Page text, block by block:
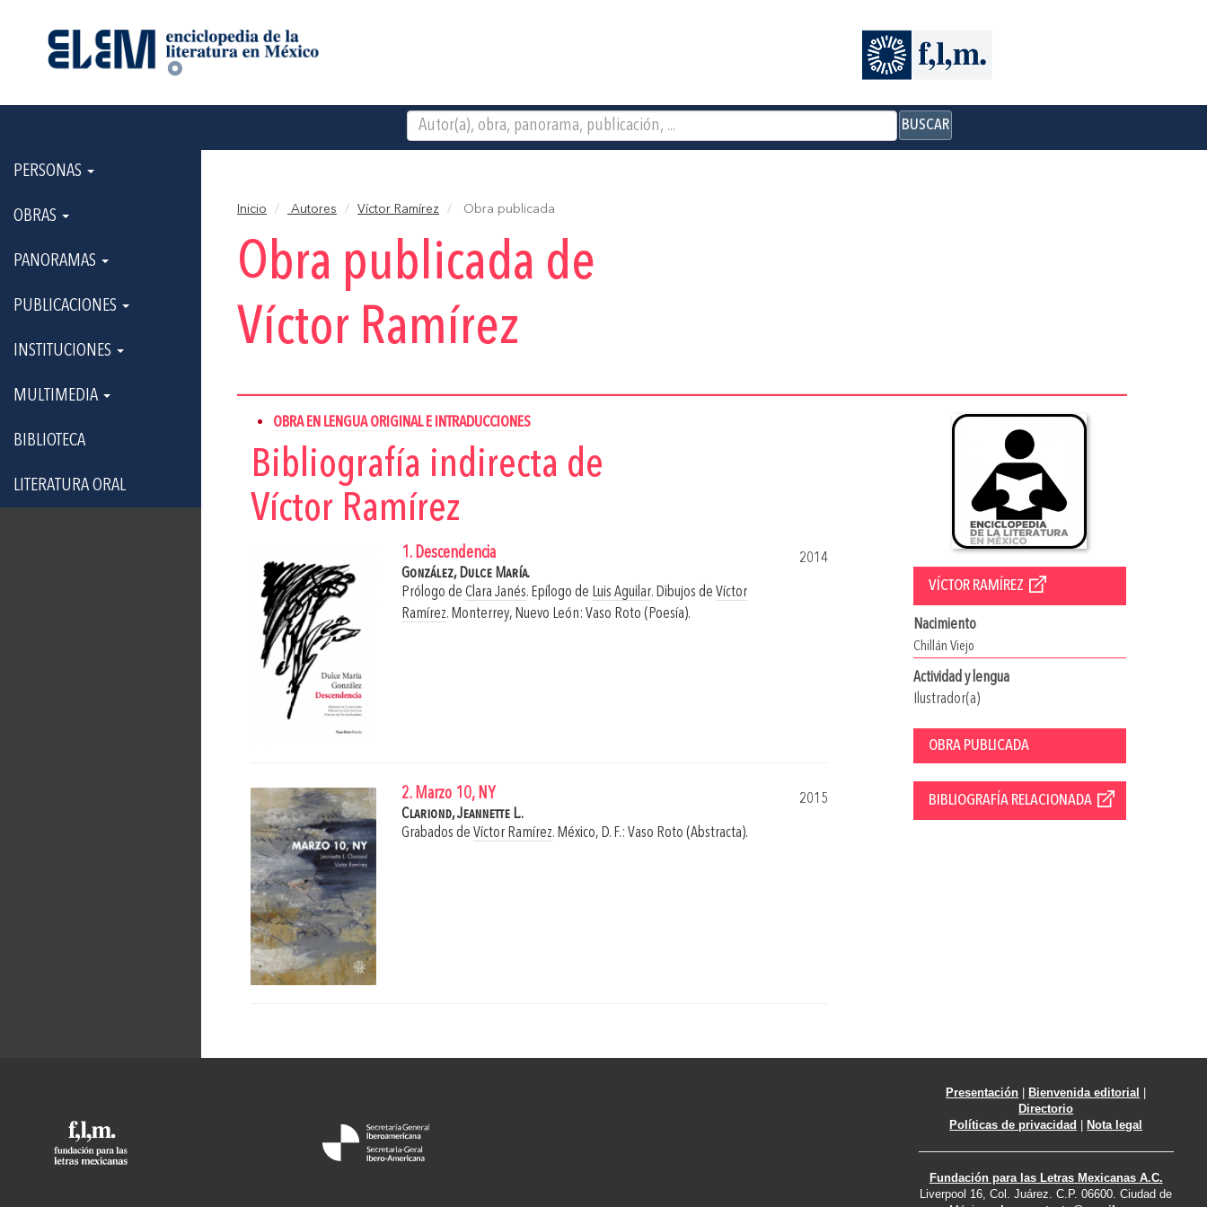
BUSCAR
PERSONAS
OBRAS
PANORAMAS
PUBLICACIONES
INSTITUCIONES
MULTIMEDIA
BIBLIOTECA
LITERATURA ORAL
Inicio Autores Víctor Ramírez Obra publicada
Obra publicada de
Víctor Ramírez
VÍCTOR RAMÍREZ
Nacimiento
Chillán Viejo
Actividad y lengua
Ilustrador(a)
OBRA PUBLICADA
BIBLIOGRAFÍA RELACIONADA
OBRA EN LENGUA ORIGINAL E INTRADUCCIONES
Bibliografía indirecta de
Víctor Ramírez
1. Descendencia
2014
González, Dulce María.
Prólogo deClara Janés. Epílogo de Luis Aguilar. Dibujos deVíctor
Ramírez. Monterrey, Nuevo León: Vaso Roto (Poesía).
2. Marzo 10, NY
2015
Clariond, Jeannette L..
Grabados deVíctor Ramírez. México, D. F.: Vaso Roto (Abstracta).
Presentación |Bienvenida editorial |
Directorio
Políticas de privacidad |Nota legal
Fundación para las Letras Mexicanas A.C.
Liverpool 16, Col. Juárez. C.P. 06600. Ciudad de